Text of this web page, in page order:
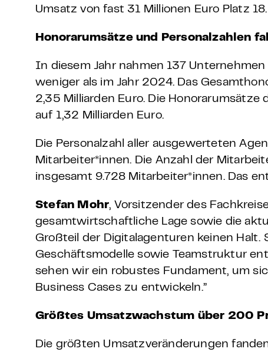
Umsatz von fast 31 Millionen Euro Platz 18.
Honorarumsätze und Personalzahlen
In diesem Jahr nahmen 137
weniger als im Jahr 2024. Das
2,35 Milliarden Euro. Die Honorarumsätze
auf 1,32 Milliarden Euro.
Die Personalzahl aller ausgewerteten
Mitarbeiter*innen. Die Anzahl der
insgesamt 9.728 Mitarbeiter*innen. Das
Stefan Mohr, Vorsitzender des
gesamtwirtschaftliche Lage sowie die
Großteil der Digitalagenturen keinen Halt.
Geschäftsmodelle sowie Teamstruktur
sehen wir ein robustes Fundament, um
Business Cases zu entwickeln.”
Größtes Umsatzwachstum über 200
Die größten Umsatzveränderungen